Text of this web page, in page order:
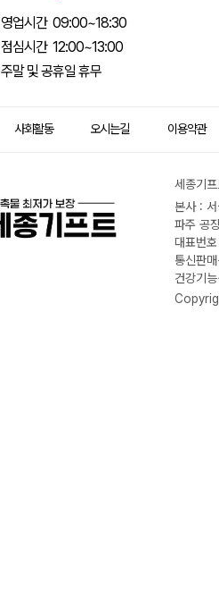
영업시간 09:00~18:30
점심시간 12:00~13:00
주말 및 공휴일 휴무
사회활동 오시는길 이용약관
세종기
본사 :
파주 공
대표번
통신판
건강기